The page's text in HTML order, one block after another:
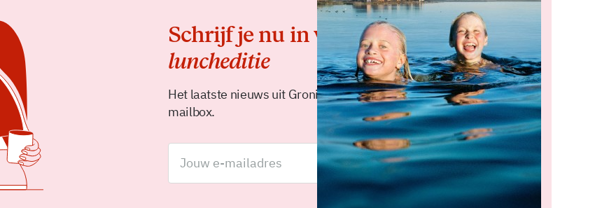
Schrijf je nu in voor de
luncheditie
Het laatste nieuws uit Groningen elke middag in je
mailbox.
Meld je aan